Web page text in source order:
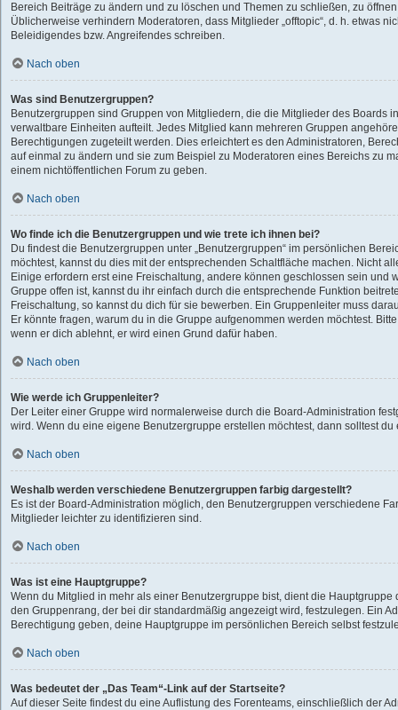
Bereich Beiträge zu ändern und zu löschen und Themen zu schließen, zu
Üblicherweise verhindern Moderatoren, dass Mitglieder „offtopic“, d. h. etwas
Beleidigendes bzw. Angreifendes schreiben.
Nach oben
Was sind Benutzergruppen?
Benutzergruppen sind Gruppen von Mitgliedern, die die Mitglieder des Boards
verwaltbare Einheiten aufteilt. Jedes Mitglied kann mehreren Gruppen
Berechtigungen zugeteilt werden. Dies erleichtert es den Administratoren,
auf einmal zu ändern und sie zum Beispiel zu Moderatoren eines Bereichs zu
einem nichtöffentlichen Forum zu geben.
Nach oben
Wo finde ich die Benutzergruppen und wie trete ich ihnen bei?
Du findest die Benutzergruppen unter „Benutzergruppen“ im persönlichen
möchtest, kannst du dies mit der entsprechenden Schaltfläche machen. Nicht
Einige erfordern erst eine Freischaltung, andere können geschlossen sein und
Gruppe offen ist, kannst du ihr einfach durch die entsprechende Funktion
Freischaltung, so kannst du dich für sie bewerben. Ein Gruppenleiter muss
Er könnte fragen, warum du in die Gruppe aufgenommen werden möchtest.
wenn er dich ablehnt, er wird einen Grund dafür haben.
Nach oben
Wie werde ich Gruppenleiter?
Der Leiter einer Gruppe wird normalerweise durch die Board-Administration
wird. Wenn du eine eigene Benutzergruppe erstellen möchtest, dann solltest
Nach oben
Weshalb werden verschiedene Benutzergruppen farbig dargestellt?
Es ist der Board-Administration möglich, den Benutzergruppen verschiedene
Mitglieder leichter zu identifizieren sind.
Nach oben
Was ist eine Hauptgruppe?
Wenn du Mitglied in mehr als einer Benutzergruppe bist, dient die
den Gruppenrang, der bei dir standardmäßig angezeigt wird, festzulegen. Ein
Berechtigung geben, deine Hauptgruppe im persönlichen Bereich selbst
Nach oben
Was bedeutet der „Das Team“-Link auf der Startseite?
Auf dieser Seite findest du eine Auflistung des Forenteams, einschließlich der